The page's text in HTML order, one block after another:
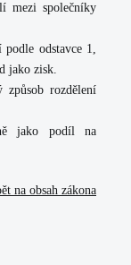
mezi společníky
odstavce 1,
jako zisk.
způsob rozdělení
jako podíl na
na obsah zákona